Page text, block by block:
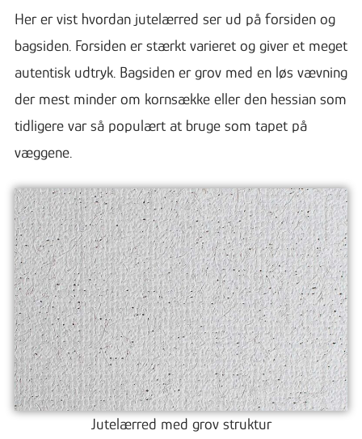
Her er vist hvordan jutelærred ser ud på forsiden og
bagsiden. Forsiden er stærkt varieret og giver et meget
autentisk udtryk. Bagsiden er grov med en løs vævning
der mest minder om kornsække eller den hessian som
tidligere var så populært at bruge som tapet på
væggene.
Jutelærred med grov struktur